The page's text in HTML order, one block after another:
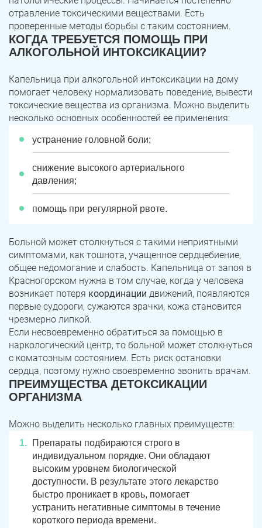
отравление токсическими веществами. Есть
проверенные методы борьбы с таким состоянием.
КОГДА ТРЕБУЕТСЯ ПОМОЩЬ ПРИ
АЛКОГОЛЬНОЙ ИНТОКСИКАЦИИ?
Капельница при алкогольной интоксикации на дому
помогает человеку нормализовать поведение, вывести
токсические вещества из организма. Можно выделить
несколько основных особенностей ее применения:
устранение головной боли;
снижение высокого артериального
давления;
помощь при регулярной рвоте.
Больной может столкнуться с такими неприятными
симптомами, как тошнота, учащенное сердцебиение,
общее недомогание и слабость. Капельница от запоя в
Красногорском нужна в том случае, когда у человека
возникает потеря координации движений, появляются
первые судороги, сужаются зрачки, кожа становится
чрезмерно липкой.
Если несвоевременно обратиться за помощью в
наркологический центр, то больной может столкнуться
с коматозным состоянием. Есть риск остановки
сердца, поэтому нужно своевременно звонить врачам.
ПРЕИМУЩЕСТВА ДЕТОКСИКАЦИИ
ОРГАНИЗМА
Можно выделить несколько главных преимуществ:
Препараты подбираются строго в
индивидуальном порядке. Они обладают
высоким уровнем биологической
доступности. В результате этого лекарство
быстро проникает в кровь, помогает
устранить негативные симптомы в течение
короткого периода времени.